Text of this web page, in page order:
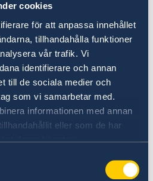
cookies
för att anpassa innehållet
tillhandahålla funktioner
vår trafik. Vi
identifierare och annan
till de sociala medier och
som vi samarbetar med.
informationen med annan
eller som de har
deras tjänster.
extra viktiga för mig. En
verktyg kan driva
utbildning, hälsa,
är genuint spännande.
kan ta del av dem, och
mål. Många unga lämnar
kunna läsa eller räkna
kris. Samtidigt åldras
hand om de äldre? Vem